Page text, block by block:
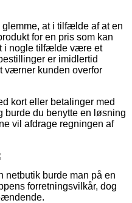
at i tilfælde af at en
for en pris som kan
i nogle tilfælde være et
er imidlertid
værner kunden overfor
kort eller betalinger med
burde du benytte en løsning
vil afdrage regningen af
netbutik burde man på en
forretningsvilkår, dog